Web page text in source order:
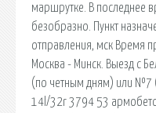
маршрутке. В последнее
безобразно. Пункт
отправления, мск Время
Москва - Минск. Выезд с
(по четным дням) или №7
14l/32r 3794 53